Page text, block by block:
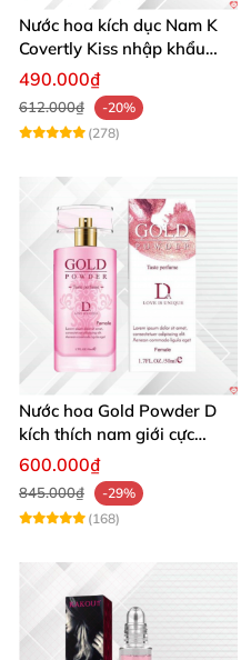
Nước hoa kích dục Nam K
Covertly Kiss nhập khẩu
chính hãng quyến rũ
490.000₫
612.000₫
-20%
(278)
Nước hoa Gold Powder D
kích thích nam giới cực
mạnh tăng cường ham
600.000₫
845.000₫
-29%
(168)